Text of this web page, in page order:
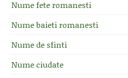
Nume fete romanesti
Nume baieti romanesti
Nume de sfinti
Nume ciudate